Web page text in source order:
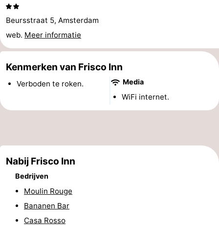
Amsterdamse
Bos
Spaarnwoude
Last
minutes
Musea
Zien
Musea
-
Kerken
Beursstraat 5, Amsterdam
web. Meer informatie
Kenmerken van Frisco Inn
Verboden te roken. Media
WiFi internet.
Nabij Frisco Inn
Bedrijven
Moulin Rouge
Bananen Bar
Casa Rosso